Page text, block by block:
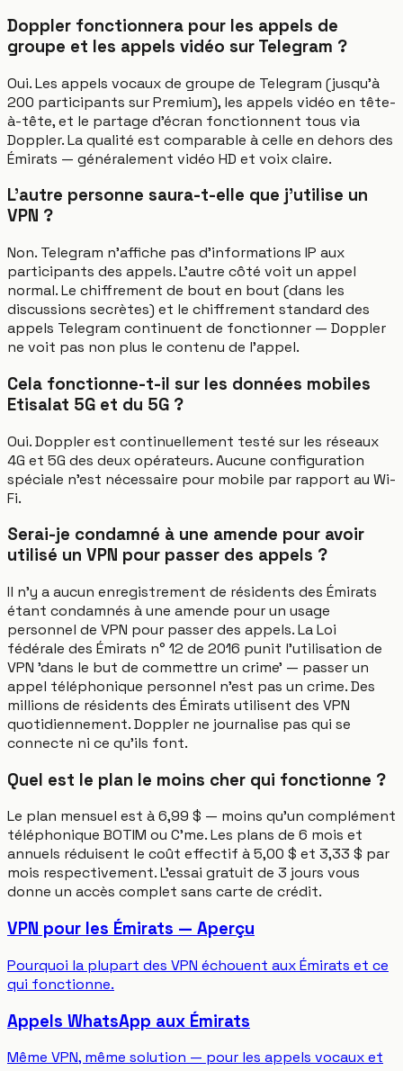
Doppler fonctionnera pour les appels de
groupe et les appels vidéo sur Telegram ?
Oui. Les appels vocaux de groupe de Telegram (jusqu'à
200 participants sur Premium), les appels vidéo en tête-
à-tête, et le partage d'écran fonctionnent tous via
Doppler. La qualité est comparable à celle en dehors des
Émirats — généralement vidéo HD et voix claire.
L'autre personne saura-t-elle que j'utilise un
VPN ?
Non. Telegram n'affiche pas d'informations IP aux
participants des appels. L'autre côté voit un appel
normal. Le chiffrement de bout en bout (dans les
discussions secrètes) et le chiffrement standard des
appels Telegram continuent de fonctionner — Doppler
ne voit pas non plus le contenu de l'appel.
Cela fonctionne-t-il sur les données mobiles
Etisalat 5G et du 5G ?
Oui. Doppler est continuellement testé sur les réseaux
4G et 5G des deux opérateurs. Aucune configuration
spéciale n'est nécessaire pour mobile par rapport au Wi-
Fi.
Serai-je condamné à une amende pour avoir
utilisé un VPN pour passer des appels ?
Il n'y a aucun enregistrement de résidents des Émirats
étant condamnés à une amende pour un usage
personnel de VPN pour passer des appels. La Loi
fédérale des Émirats n° 12 de 2016 punit l'utilisation de
VPN 'dans le but de commettre un crime' — passer un
appel téléphonique personnel n'est pas un crime. Des
millions de résidents des Émirats utilisent des VPN
quotidiennement. Doppler ne journalise pas qui se
connecte ni ce qu'ils font.
Quel est le plan le moins cher qui fonctionne ?
Le plan mensuel est à 6,99 $ — moins qu'un complément
téléphonique BOTIM ou C'me. Les plans de 6 mois et
annuels réduisent le coût effectif à 5,00 $ et 3,33 $ par
mois respectivement. L'essai gratuit de 3 jours vous
donne un accès complet sans carte de crédit.
VPN pour les Émirats — Aperçu
Pourquoi la plupart des VPN échouent aux Émirats et ce
qui fonctionne.
Appels WhatsApp aux Émirats
Même VPN, même solution — pour les appels vocaux et